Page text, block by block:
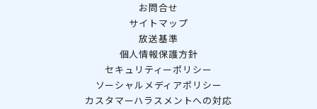
お問合せ
サイトマップ
放送基準
個人情報保護方針
セキュリティーポリシー
ソーシャルメディアポリシー
カスタマーハラスメントへの対応